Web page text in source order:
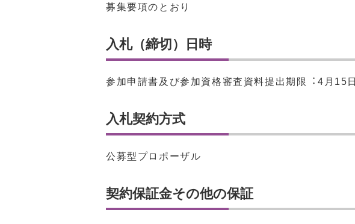
募集要項のとおり
入札（締切）日時
参加申請書及び参加資格審査資料提出期限︓4月15日
入札契約方式
公募型プロポーザル
契約保証金その他の保証